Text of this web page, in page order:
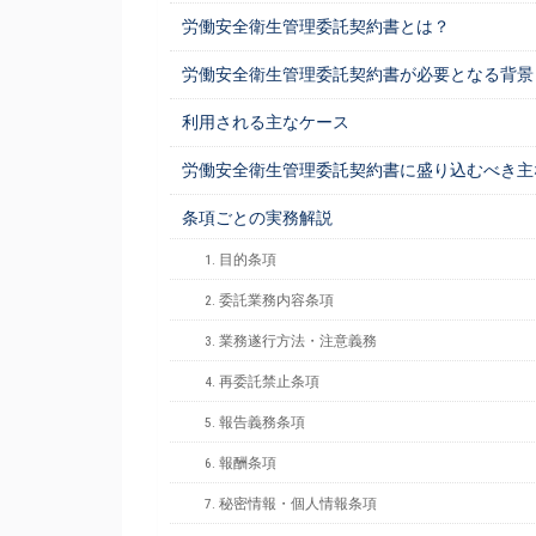
労働安全衛生管理委託契約書とは？
労働安全衛生管理委託契約書が必要となる背景
利用される主なケース
労働安全衛生管理委託契約書に盛り込むべき
条項ごとの実務解説
1. 目的条項
2. 委託業務内容条項
3. 業務遂行方法・注意義務
4. 再委託禁止条項
5. 報告義務条項
6. 報酬条項
7. 秘密情報・個人情報条項